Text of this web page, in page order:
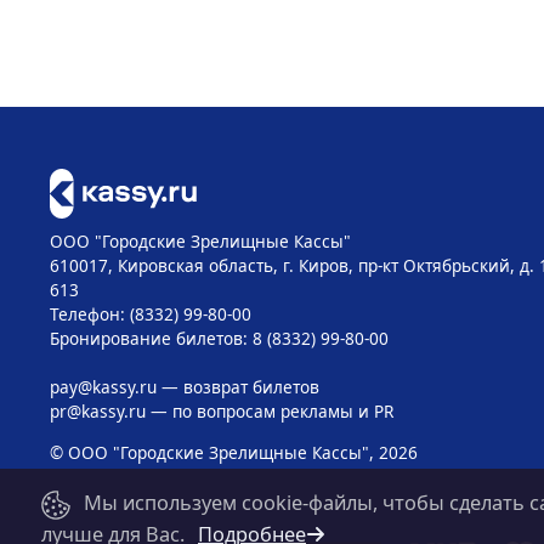
ООО "Городские Зрелищные Кассы"
610017, Кировская область, г. Киров, пр-кт Октябрьский, д.
613
Телефон: (8332) 99-80-00
Бронирование билетов: 8 (8332) 99-80-00
pay@kassy.ru— возврат билетов
pr@kassy.ru— по вопросам рекламы и PR
© ООО "Городские Зрелищные Кассы", 2026
Мы используем cookie-файлы, чтобы сделать
лучше для Вас. Подробнее